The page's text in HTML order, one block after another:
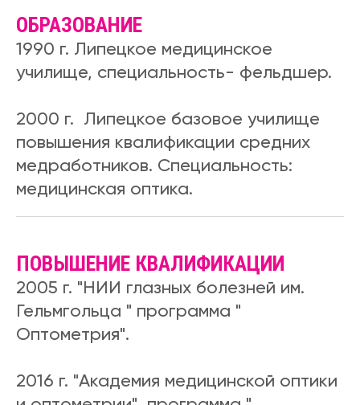
ОБРАЗОВАНИЕ
1990 г. Липецкое медицинское
училище, специальность- фельдшер.
2000 г. Липецкое базовое училище
повышения квалификации средних
медработников. Специальность:
медицинская оптика.
ПОВЫШЕНИЕ КВАЛИФИКАЦИИ
2005 г. "НИИ глазных болезней им.
Гельмгольца " программа "
Оптометрия".
2016 г. "Академия медицинской оптики